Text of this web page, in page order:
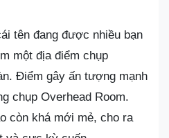
tên đang được nhiều bạn
một địa điểm chụp
Điểm gây ấn tượng mạnh
chụp Overhead Room.
còn khá mới mẻ, cho ra